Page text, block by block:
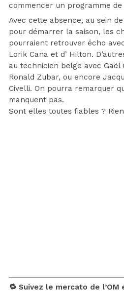
commencer un programme de
Avec cette absence, au sein
pour démarrer la saison, les
pourraient retrouver écho
Lorik Cana et d’ Hilton.
au technicien belge avec Gaël
Ronald Zubar, ou encore
Civelli. On pourra remarquer
manquent pas.
Sont elles toutes fiables ?
🔁 Suivez le mercato de